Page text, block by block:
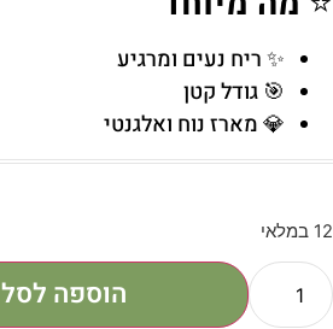
✨ ריח נעים ומרגיע
🎯 גודל קטן
💎 מארז נוח ואלגנטי
12 במלאי
הוספה לסל